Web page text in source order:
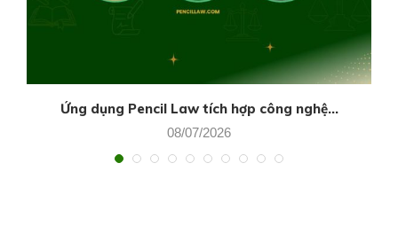
Ứng dụng Pencil Law tích hợp công nghệ...
08/07/2026